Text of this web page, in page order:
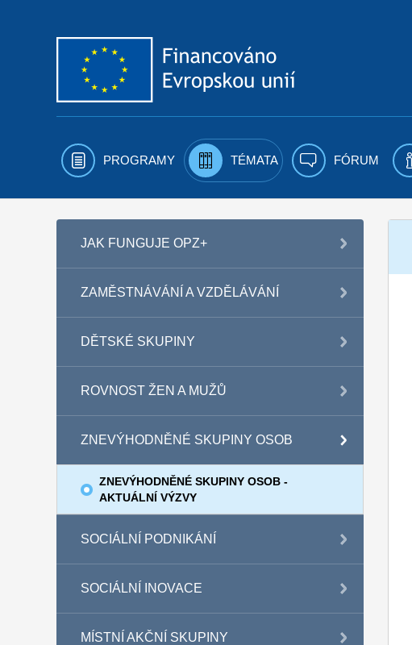
PROGRAMY TÉMATA FÓRUM
JAK FUNGUJE OPZ+
ZAMĚSTNÁVÁNÍ A VZDĚLÁVÁNÍ
DĚTSKÉ SKUPINY
ROVNOST ŽEN A MUŽŮ
ZNEVÝHODNĚNÉ SKUPINY OSOB
ZNEVÝHODNĚNÉ SKUPINY OSOB -
AKTUÁLNÍ VÝZVY
SOCIÁLNÍ PODNIKÁNÍ
SOCIÁLNÍ INOVACE
MÍSTNÍ AKČNÍ SKUPINY